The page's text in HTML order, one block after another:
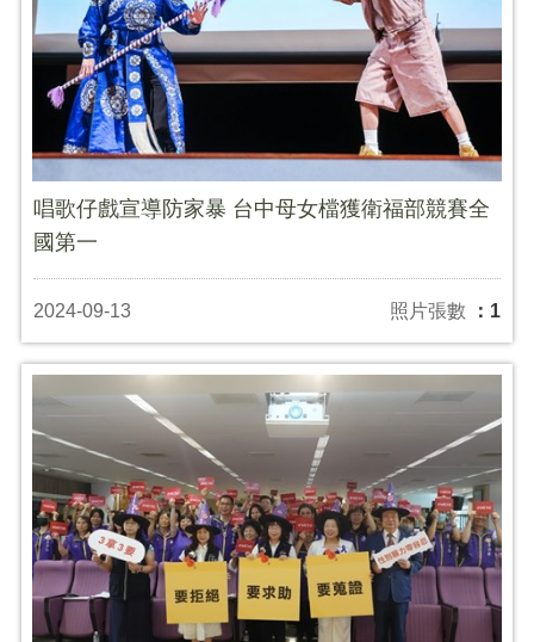
唱歌仔戲宣導防家暴 台中母女檔獲衛福部競賽全
國第一
2024-09-13 照片張數 ：1